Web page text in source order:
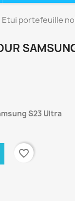
Etui portefeuille
S23 Ultra
favorite_border